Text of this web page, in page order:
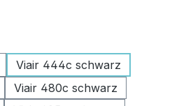
Viair 444c schwarz
Viair 480c schwarz